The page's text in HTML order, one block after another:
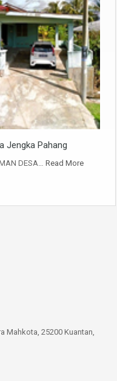
Jengka Pahang
DESA… Read More
Mahkota, 25200 Kuantan,